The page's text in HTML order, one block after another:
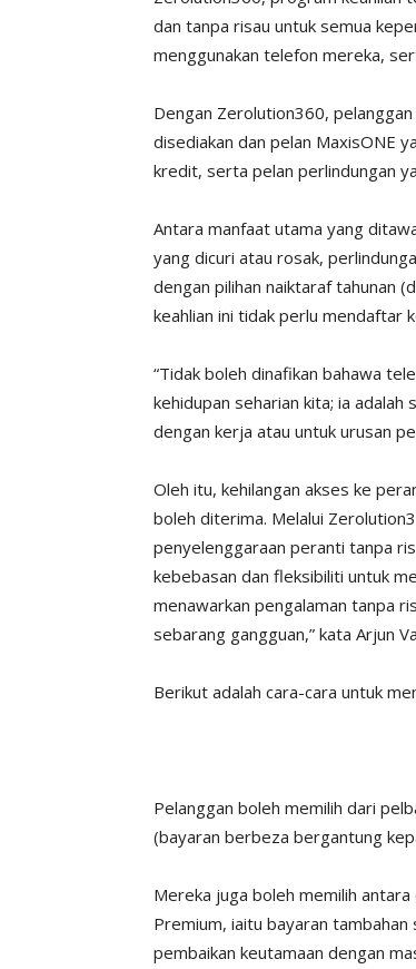
dan tanpa risau untuk semua
menggunakan telefon mereka,
Dengan Zerolution360,
disediakan dan pelan MaxisONE
kredit, serta pelan perlindungan
Antara manfaat utama yang
yang dicuri atau rosak,
dengan pilihan naiktaraf tahunan
keahlian ini tidak perlu mendaftar
“Tidak boleh dinafikan bahawa
kehidupan seharian kita; ia
dengan kerja atau untuk urusan
Oleh itu, kehilangan akses ke
boleh diterima. Melalui
penyelenggaraan peranti tanpa
kebebasan dan fleksibiliti untuk
menawarkan pengalaman tanpa
sebarang gangguan,” kata Arjun
Berikut adalah cara-cara untuk
Pelanggan boleh memilih dari
(bayaran berbeza bergantung
Mereka juga boleh memilih
Premium, iaitu bayaran
pembaikan keutamaan dengan